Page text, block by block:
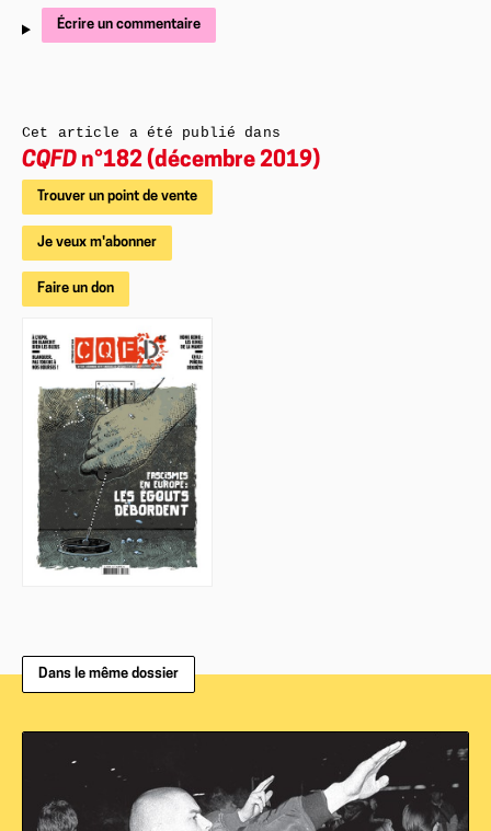
Écrire un commentaire
Cet article a été publié dans
CQFD n°182 (décembre 2019)
Trouver un point de vente
Je veux m'abonner
Faire un don
Dans le même dossier